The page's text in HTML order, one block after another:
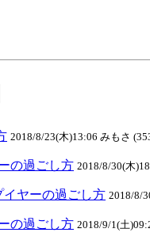
2018/8/23(木)13:06 みもさ
の過ごし方 2018/8/30(木
イヤーの過ごし方 2018/8/
の過ごし方 2018/9/1(土